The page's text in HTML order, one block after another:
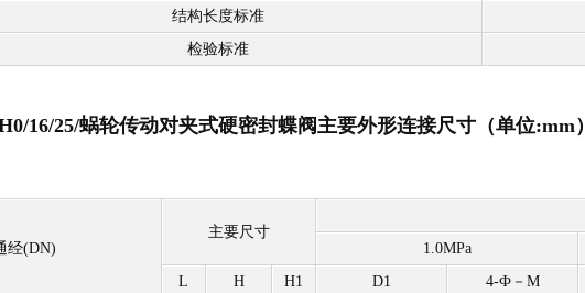
结构长度标准
检验标准
16/25/蜗轮传动对夹式硬密封蝶阀主要外形连接尺寸（单位:mm）
经(DN)
主要尺寸
1.0MPa
L
H H1 D1 4-Ф－M